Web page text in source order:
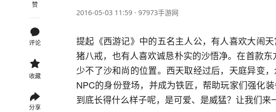
赞
评论
收藏
分享
2016-05-03 11:59 · 97973手游网
提起《西游记》中的五名主人公，有人喜欢大闹
猪八戒，也有人喜欢诚恳朴实的沙悟净。在首款
少不了沙和尚的位置。西天取经过后，天庭异变
NPC的身份登场，并成为铁匠，帮助玩家们强化
到底长得什么样子呢，是可爱、是威猛？让我们来